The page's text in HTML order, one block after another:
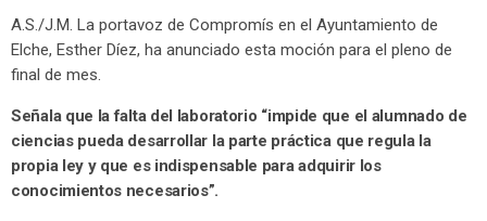
A.S./J.M. La portavoz de Compromís en el Ayuntamiento de
Elche, Esther Díez, ha anunciado esta moción para el pleno de
final de mes.
Señala que la falta del laboratorio “impide que el alumnado de
ciencias pueda desarrollar la parte práctica que regula la
propia ley y que es indispensable para adquirir los
conocimientos necesarios”.